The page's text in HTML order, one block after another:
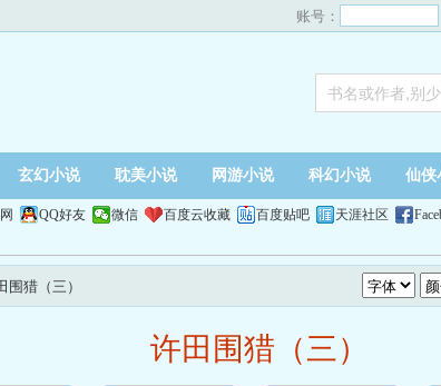
账号：
玄幻小说 耽美小说 网游小说 科幻小说 仙侠
QQ好友 微信 百度云收藏 百度贴吧 天涯社区
围猎（三）
许田围猎（三）